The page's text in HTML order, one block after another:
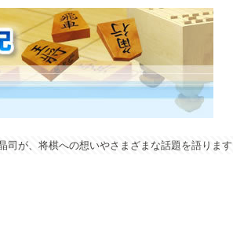
司が、将棋への想いやさまざまな話題を語ります